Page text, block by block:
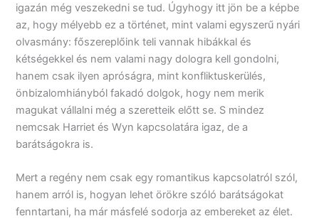
igazán még veszekedni se tud. Úgyhogy itt jön be a képbe
az, hogy mélyebb ez a történet, mint valami egyszerű nyári
olvasmány: főszereplőink teli vannak hibákkal és
kétségekkel és nem valami nagy dologra kell gondolni,
hanem csak ilyen apróságra, mint konfliktuskerülés,
önbizalomhiányból fakadó dolgok, hogy nem merik
magukat vállalni még a szeretteik előtt se. S mindez
nemcsak Harriet és Wyn kapcsolatára igaz, de a
barátságokra is.
Mert a regény nem csak egy romantikus kapcsolatról szól,
hanem arról is, hogyan lehet örökre szóló barátságokat
fenntartani, ha már másfelé sodorja az embereket az élet.